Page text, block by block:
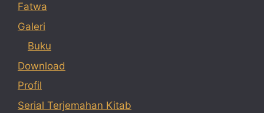
Fatwa
Galeri
Buku
Download
Profil
Serial Terjemahan Kitab